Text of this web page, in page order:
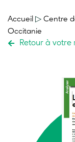
Accueil ▷ Centre
Occitanie
Retour à votre